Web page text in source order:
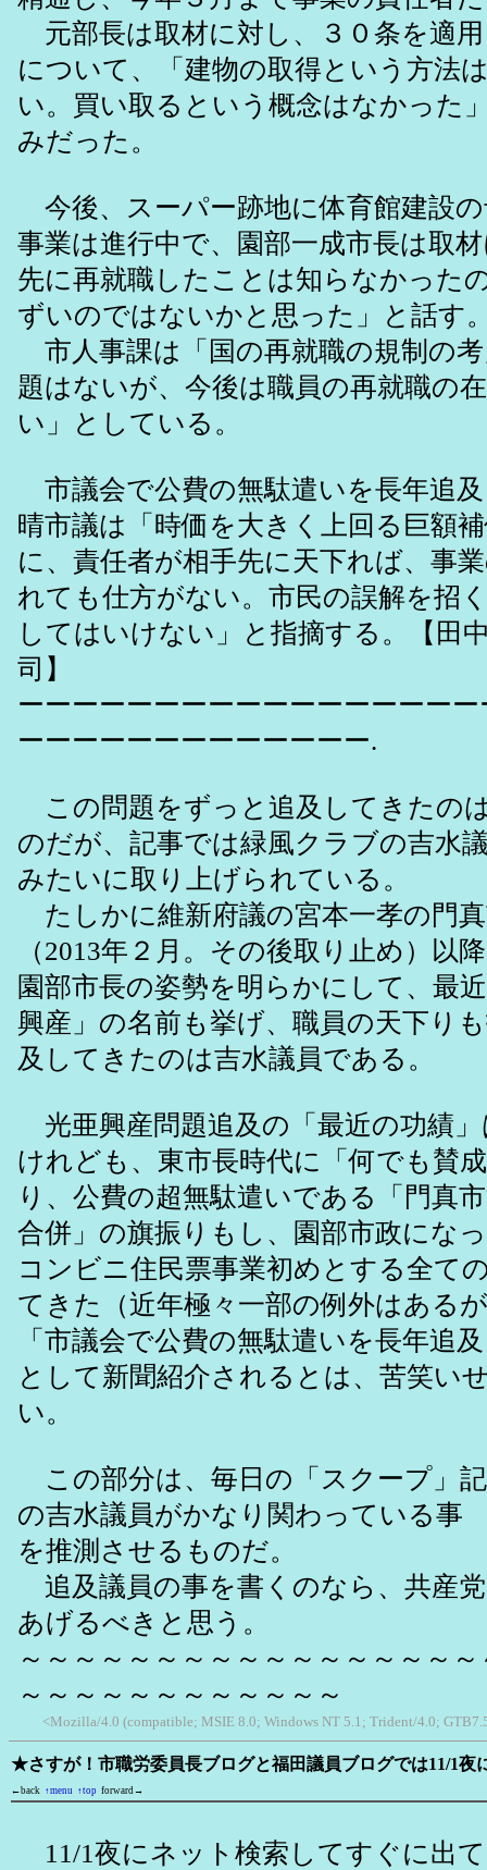
元部長は取材に対し、３０条を適
について、「建物の取得という方法
い。買い取るという概念はなかった
みだった。
今後、スーパー跡地に体育館建設
事業は進行中で、園部一成市長は取
先に再就職したことは知らなかった
ずいのではないかと思った」と話す
市人事課は「国の再就職の規制の
題はないが、今後は職員の再就職の
い」としている。
市議会で公費の無駄遣いを長年追
晴市議は「時価を大きく上回る巨額
に、責任者が相手先に天下れば、事
れても仕方がない。市民の誤解を招
してはいけない」と指摘する。【田
司】
ーーーーーーーーーーーーーーーー
ーーーーーーーーーーーーー.
この問題をずっと追及してきたの
のだが、記事では緑風クラブの吉水
みたいに取り上げられている。
たしかに維新府議の宮本一孝の門
（2013年２月。その後取り止め）以
園部市長の姿勢を明らかにして、最
興産」の名前も挙げ、職員の天下り
及してきたのは吉水議員である。
光亜興産問題追及の「最近の功績
けれども、東市長時代に「何でも賛
り、公費の超無駄遣いである「門真
合併」の旗振りもし、園部市政にな
コンビニ住民票事業初めとする全て
てきた（近年極々一部の例外はある
「市議会で公費の無駄遣いを長年追
として新聞紹介されるとは、苦笑い
い。
この部分は、毎日の「スクープ」
の吉水議員がかなり関わっている事
を推測させるものだ。
追及議員の事を書くのなら、共産
あげるべきと思う。
～～～～～～～～～～～～～～～～
～～～～～～～～～～～～
<Mozilla/4.0 (compatible; MSIE 8.0; Windows NT 5.1; Trident/4.0;
★さすが！市職労委員長ブログと福田議員ブログでは11/1夜
←back ↑menu ↑top forward→
11/1夜にネット検索してすぐに出